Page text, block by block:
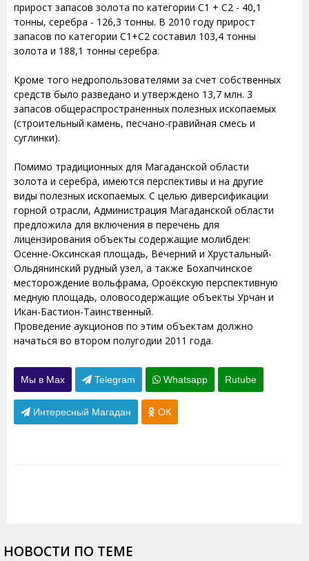
прирост запасов золота по категории С1 + С2 - 40,1
тонны, серебра - 126,3 тонны. В 2010 году прирост
запасов по категории С1+С2 составил 103,4 тонны
золота и 188,1 тонны серебра.
Кроме того недропользователями за счет собственных
средств было разведано и утверждено 13,7 млн. 3
запасов общераспространенных полезных ископаемых
(строительный камень, песчано-гравийная смесь и
суглинки).
Помимо традиционных для Магаданской области
золота и серебра, имеются перспективы и на другие
виды полезных ископаемых. С целью диверсификации
горной отрасли, Администрация Магаданской области
предложила для включения в перечень для
лицензирования объекты содержащие молибден:
Осенне-Оксинская площадь, Вечерний и Хрустальный-
Ольдянинский рудный узел, а также Бохапчинское
месторождение вольфрама, Ороёкскую перспективную
медную площадь, оловосодержащие объекты Урчан и
Икан-Бастион-Таинственный.
Проведение аукционов по этим объектам должно
начаться во втором полугодии 2011 года.
Мы в Max Telegram Whatsapp Rutube
Интересный Магадан ОК
НОВОСТИ ПО ТЕМЕ